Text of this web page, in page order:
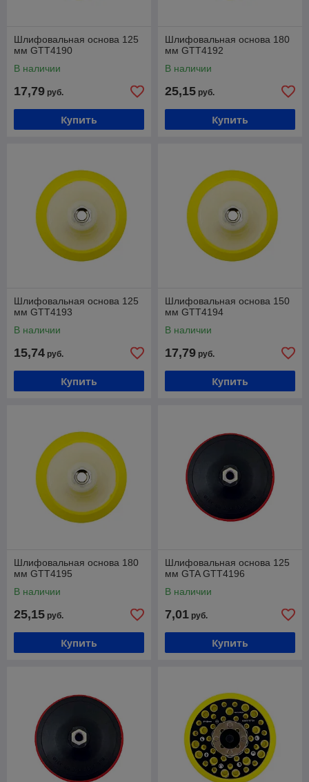
Шлифовальная основа 125
мм GTT4190
В наличии
17,79 руб.
Купить
Шлифовальная основа 180
мм GTT4192
В наличии
25,15 руб.
Купить
Шлифовальная основа 125
мм GTT4193
В наличии
15,74 руб.
Купить
Шлифовальная основа 150
мм GTT4194
В наличии
17,79 руб.
Купить
Шлифовальная основа 180
мм GTT4195
В наличии
25,15 руб.
Купить
Шлифовальная основа 125
мм GTA GTT4196
В наличии
7,01 руб.
Купить